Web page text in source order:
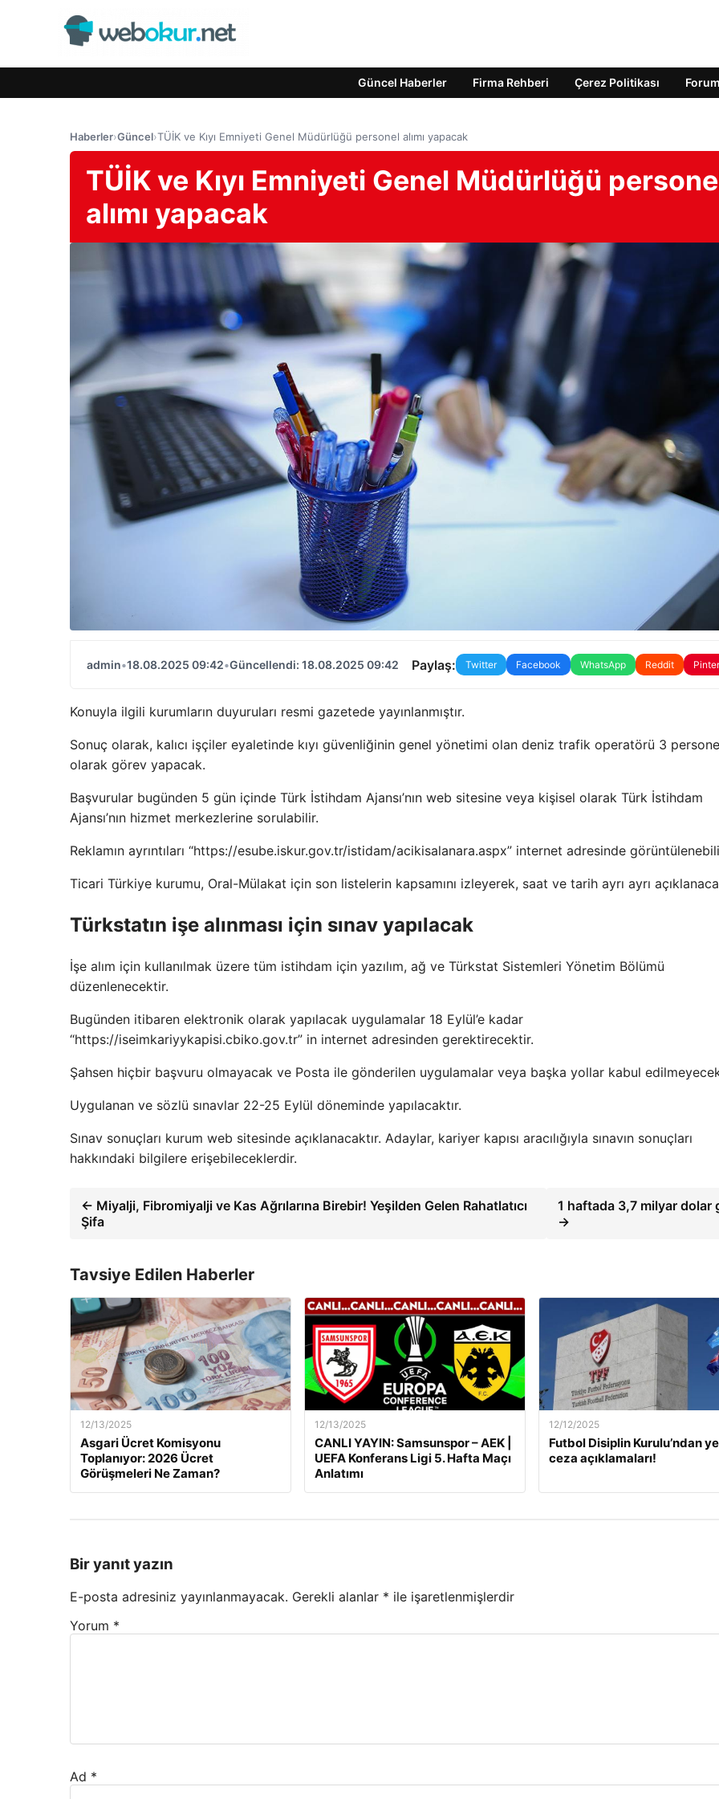
Güncel Haberler Firma Rehberi Çerez Politikası Forum
Haberler›Güncel›TÜİK ve Kıyı Emniyeti Genel Müdürlüğü personel alımı yapacak
TÜİK ve Kıyı Emniyeti Genel Müdürlüğü
alımı yapacak
admin•18.08.2025 09:42•Güncellendi: 18.08.2025 09:42 Paylaş: Twitter Facebook WhatsApp Reddit
Konuyla ilgili kurumların duyuruları resmi gazetede yayınlanmıştır.
Sonuç olarak, kalıcı işçiler eyaletinde kıyı güvenliğinin genel yönetimi olan deniz trafik operatörü 3
olarak görev yapacak.
Başvurular bugünden 5 gün içinde Türk İstihdam Ajansı’nın web sitesine veya kişisel olarak Türk İstihdam
Ajansı’nın hizmet merkezlerine sorulabilir.
Reklamın ayrıntıları “https://esube.iskur.gov.tr/istidam/acikisalanara.aspx” internet adresinde
Ticari Türkiye kurumu, Oral-Mülakat için son listelerin kapsamını izleyerek, saat ve tarih ayrı ayrı
Türkstatın işe alınması için sınav yapılacak
İşe alım için kullanılmak üzere tüm istihdam için yazılım, ağ ve Türkstat Sistemleri Yönetim Bölümü
düzenlenecektir.
Bugünden itibaren elektronik olarak yapılacak uygulamalar 18 Eylül’e kadar
“https://iseimkariyykapisi.cbiko.gov.tr” in internet adresinden gerektirecektir.
Şahsen hiçbir başvuru olmayacak ve Posta ile gönderilen uygulamalar veya başka yollar kabul
Uygulanan ve sözlü sınavlar 22-25 Eylül döneminde yapılacaktır.
Sınav sonuçları kurum web sitesinde açıklanacaktır. Adaylar, kariyer kapısı aracılığıyla sınavın sonuçları
hakkındaki bilgilere erişebileceklerdir.
← Miyalji, Fibromiyalji ve Kas Ağrılarına Birebir! Yeşilden Gelen Rahatlatıcı
Şifa
1 haftada 3,7 milyar dolar
→
Tavsiye Edilen Haberler
12/13/2025
Asgari Ücret Komisyonu
Toplanıyor: 2026 Ücret
Görüşmeleri Ne Zaman?
12/13/2025
CANLI YAYIN: Samsunspor – AEK |
UEFA Konferans Ligi 5. Hafta Maçı
Anlatımı
12/12/2025
Futbol Disiplin Kurulu’ndan
ceza açıklamaları!
Bir yanıt yazın
E-posta adresiniz yayınlanmayacak. Gerekli alanlar * ile işaretlenmişlerdir
Yorum *
Ad *